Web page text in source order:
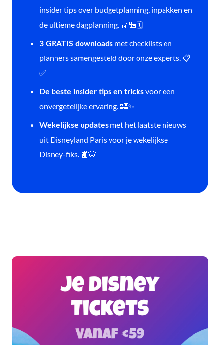
insider tips over budgetplanning, inpakken en
de ultieme dagplanning. 🎢🎒🗓️
3 GRATIS downloads met checklists en
planners samengesteld door onze experts. 📋
✅
De beste insider tips en tricksvoor een
onvergetelijke ervaring. 🏰✨
Wekelijkse updates met het laatste nieuws
uit Disneyland Paris voor je wekelijkse
Disney-fiks. 📰🐭